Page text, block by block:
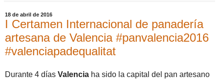
18 de abril de 2016
I Certamen Internacional de panadería
artesana de Valencia #panvalencia2016
#valenciapadequalitat
Durante 4 días Valencia ha sido la capital del pan artesano